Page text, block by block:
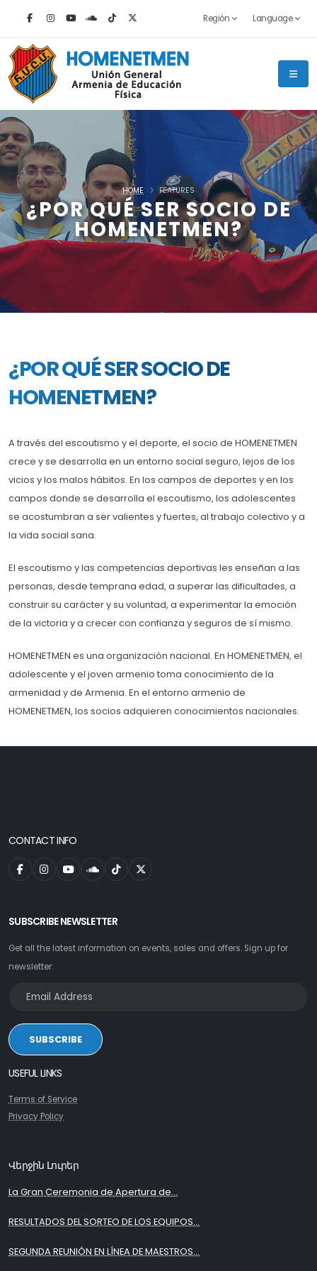
Región Language
¿POR QUÉ SER SOCIO DE
HOMENETMEN?
HOME FEATURES
¿POR QUÉ SER SOCIO DE
HOMENETMEN?
A través del escoutismo y el deporte, el socio de HOMENETMEN
crece y se desarrolla en un entorno social seguro, lejos de los
vicios y los malos hábitos. En los campos de deportes y en los
campos donde se desarrolla el escoutismo, los adolescentes
se acostumbran a ser valientes y fuertes, al trabajo colectivo y a
la vida social sana.
El escoutismo y las competencias deportivas les enseñan a las
personas, desde temprana edad, a superar las dificultades, a
construir su carácter y su voluntad, a experimentar la emoción
de la victoria y a crecer con confianza y seguros de sí mismo.
HOMENETMEN es una organización nacional. En HOMENETMEN, el
adolescente y el joven armenio toma conocimiento de la
armenidad y de Armenia. En el entorno armenio de
HOMENETMEN, los socios adquieren conocimientos nacionales.
CONTACT INFO
SUBSCRIBE NEWSLETTER
Get all the latest information on events, sales and offers. Sign up for
newsletter:
SUBSCRIBE
USEFUL LINKS
Terms of Service
Privacy Policy
Վերջին Լուրեր
La Gran Ceremonia de Apertura de...
RESULTADOS DEL SORTEO DE LOS EQUIPOS...
SEGUNDA REUNIÓN EN LÍNEA DE MAESTROS...